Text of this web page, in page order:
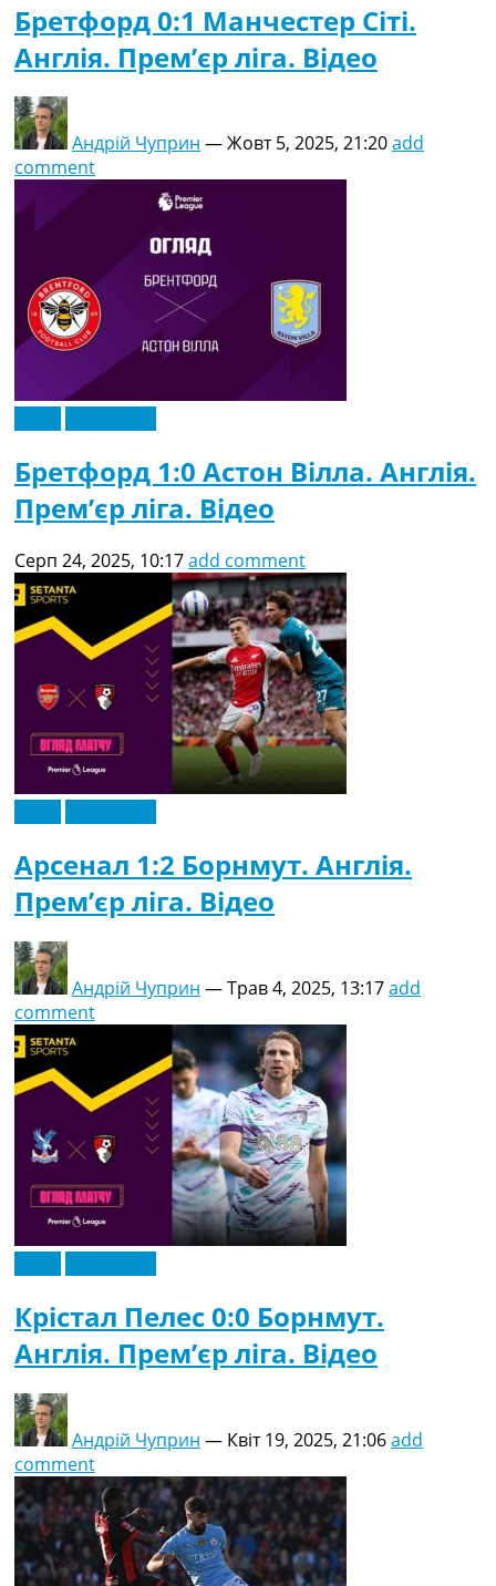
Бретфорд 0:1 Манчестер Сіті.
Англія. Прем’єр ліга. Відео
Андрій Чуприн —Жовт 5, 2025, 21:20add
comment
Бретфорд 1:0 Астон Вілла. Англія.
Прем’єр ліга. Відео
Серп 24, 2025, 10:17add comment
Арсенал 1:2 Борнмут. Англія.
Прем’єр ліга. Відео
Андрій Чуприн —Трав 4, 2025, 13:17add
comment
Крістал Пелес 0:0 Борнмут.
Англія. Прем’єр ліга. Відео
Андрій Чуприн — Квіт 19, 2025, 21:06add
comment